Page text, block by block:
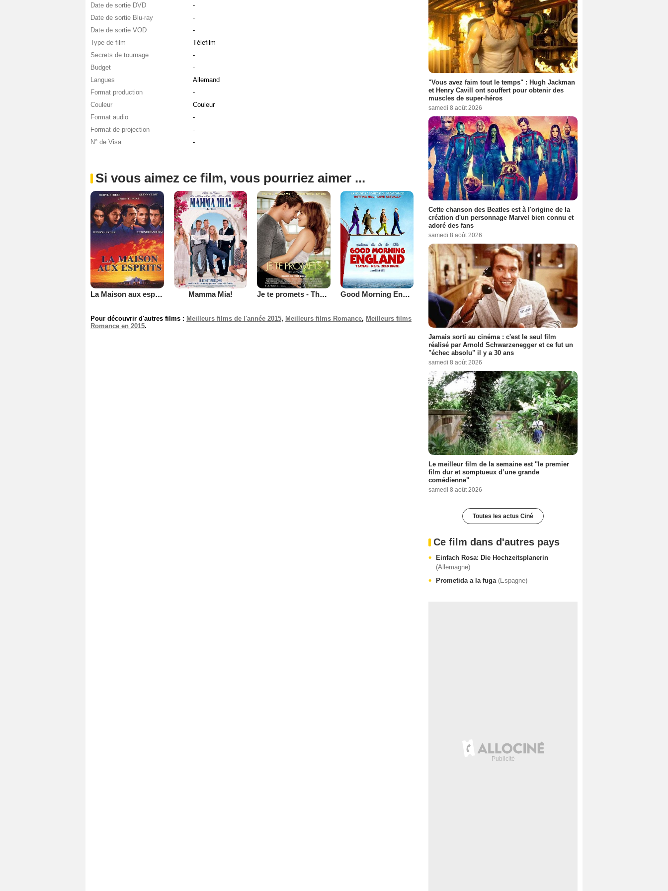
Date de sortie DVD
-
Date de sortie Blu-ray
-
Date de sortie VOD
-
Type de film
Télefilm
Secrets de tournage
-
Budget
-
Langues
Allemand
Format production
-
Couleur
Couleur
Format audio
-
Format de projection
-
N° de Visa
-
Si vous aimez ce film, vous pourriez aimer ...
La Maison aux esprits Mamma Mia! Je te promets - The Vow Good Morning England
Pour découvrir d'autres films : Meilleurs films de l'année 2015, Meilleurs films Romance, Meilleurs films
Romance en 2015.
"Vous avez faim tout le temps" : Hugh Jackman
et Henry Cavill ont souffert pour obtenir des
muscles de super-héros
samedi 8 août 2026
Cette chanson des Beatles est à l'origine de la
création d'un personnage Marvel bien connu et
adoré des fans
samedi 8 août 2026
Jamais sorti au cinéma : c'est le seul film
réalisé par Arnold Schwarzenegger et ce fut un
"échec absolu" il y a 30 ans
samedi 8 août 2026
Le meilleur film de la semaine est "le premier
film dur et somptueux d’une grande
comédienne"
samedi 8 août 2026
Toutes les actus Ciné
Ce film dans d'autres pays
Einfach Rosa: Die Hochzeitsplanerin
(Allemagne)
Prometida a la fuga (Espagne)